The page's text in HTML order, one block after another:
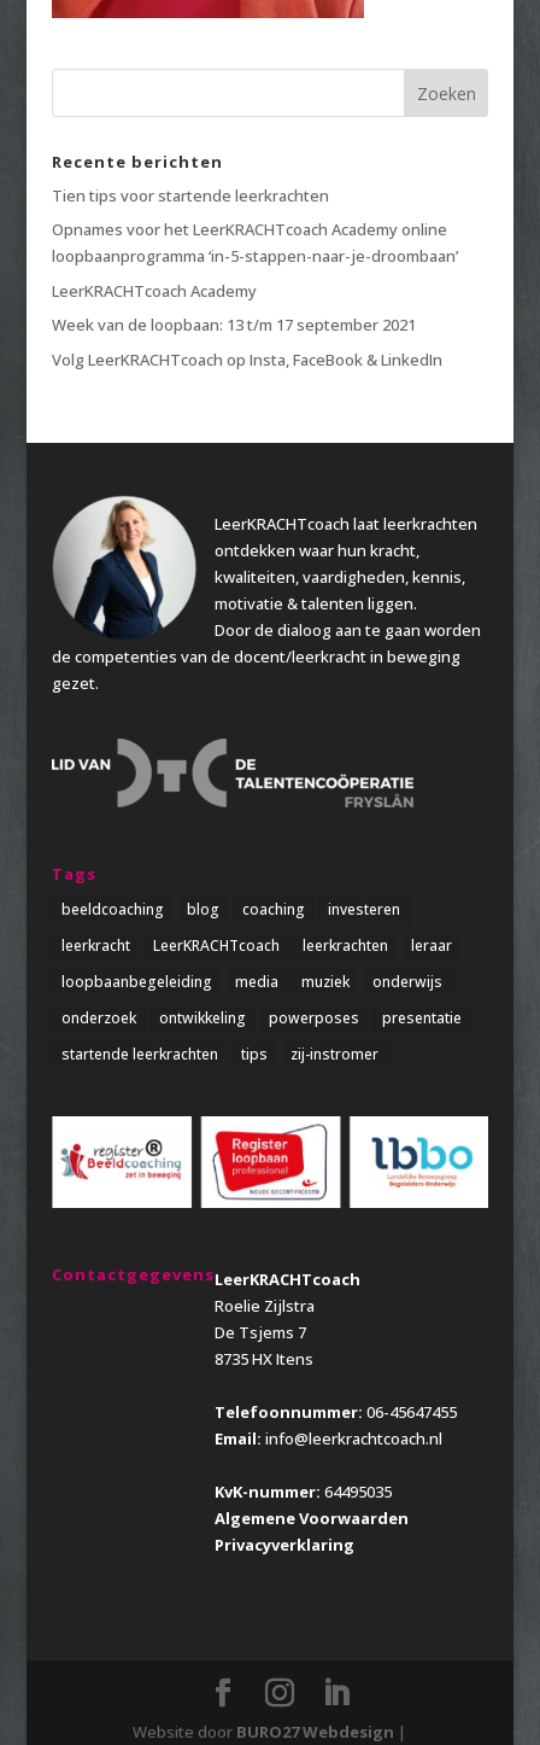
Recente berichten
Tien tips voor startende leerkrachten
Opnames voor het LeerKRACHTcoach Academy online
loopbaanprogramma ‘in-5-stappen-naar-je-droombaan’
LeerKRACHTcoach Academy
Week van de loopbaan: 13 t/m 17 september 2021
Volg LeerKRACHTcoach op Insta, FaceBook & LinkedIn
LeerKRACHTcoach laat leerkrachten
ontdekken waar hun kracht,
kwaliteiten, vaardigheden, kennis,
motivatie & talenten liggen.
Door de dialoog aan te gaan worden
de competenties van de docent/leerkracht in beweging
gezet.
Tags
beeldcoaching blog coaching
investeren
leerkracht
LeerKRACHTcoach leerkrachten
leraar
loopbaanbegeleiding
media muziek
onderwijs
onderzoek
ontwikkeling powerposes
presentatie
startende leerkrachten
tips zij-instromer
ContactgegevensLeerKRACHTcoach
Roelie Zijlstra
De Tsjems 7
8735 HX Itens
Telefoonnummer: 06-45647455
Email: info@leerkrachtcoach.nl
KvK-nummer: 64495035
Algemene Voorwaarden
Privacyverklaring
Website door BURO27 Webdesign |